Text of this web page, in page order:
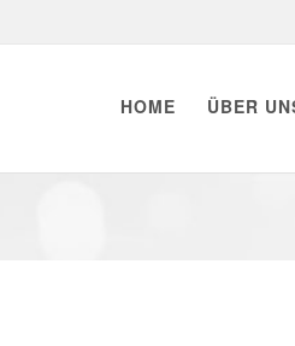
HOME ÜBER